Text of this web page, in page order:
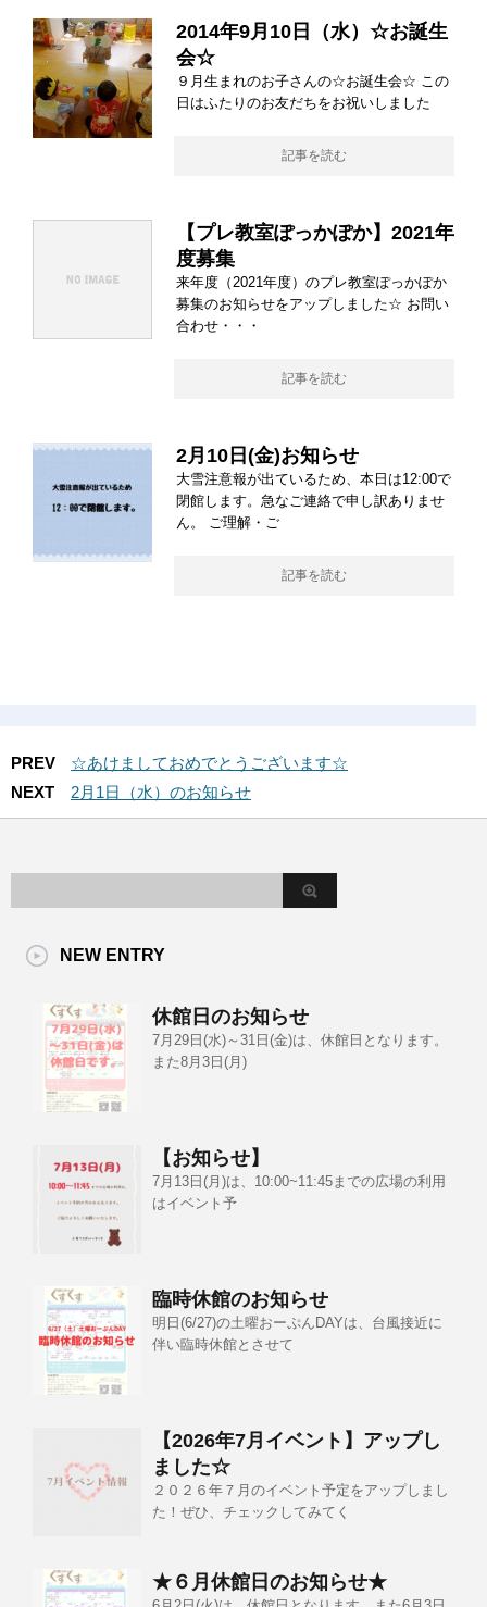
2014年9月10日（水）☆お誕生
会☆
９月生まれのお子さんの☆お誕生会☆ この
日はふたりのお友だちをお祝いしました
記事を読む
【プレ教室ぽっかぽか】2021年
度募集
来年度（2021年度）のプレ教室ぽっかぽか
募集のお知らせをアップしました☆ お問い
合わせ・・・
記事を読む
2月10日(金)お知らせ
大雪注意報が出ているため、本日は12:00で
閉館します。急なご連絡で申し訳ありませ
ん。 ご理解・ご
記事を読む
PREV
☆あけましておめでとうございます☆
NEXT
2月1日（水）のお知らせ
NEW ENTRY
休館日のお知らせ
7月29日(水)～31日(金)は、休館日となります。
また8月3日(月)
【お知らせ】
7月13日(月)は、10:00~11:45までの広場の利用
はイベント予
臨時休館のお知らせ
明日(6/27)の土曜おーぷんDAYは、台風接近に
伴い臨時休館とさせて
【2026年7月イベント】アップし
ました☆
２０２６年７月のイベント予定をアップしまし
た！ぜひ、チェックしてみてく
★６月休館日のお知らせ★